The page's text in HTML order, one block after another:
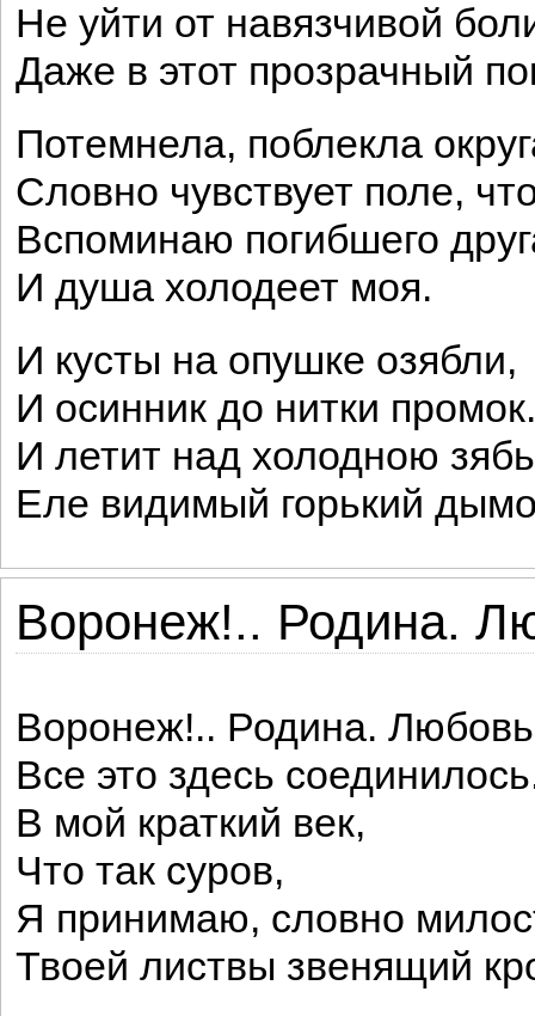
Не уйти от навязчивой
Даже в этот прозрачный
Потемнела, поблекла
Словно чувствует поле,
Вспоминаю погибшего
И душа холодеет моя.
И кусты на опушке озябли,
И осинник до нитки промок.
И летит над холодною
Еле видимый горький
Воронеж!.. Родина.
Воронеж!.. Родина.
Все это здесь
В мой краткий век,
Что так суров,
Я принимаю, словно
Твоей листвы звенящий